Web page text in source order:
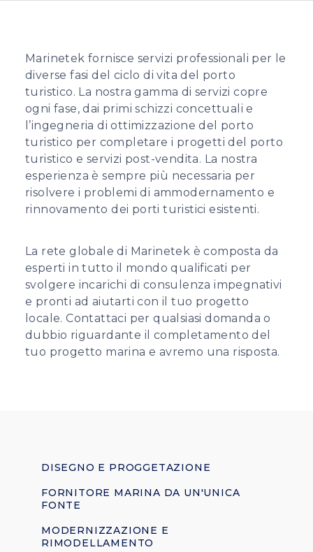
Marinetek fornisce servizi professionali per le
diverse fasi del ciclo di vita del porto
turistico. La nostra gamma di servizi copre
ogni fase, dai primi schizzi concettuali e
l’ingegneria di ottimizzazione del porto
turistico per completare i progetti del porto
turistico e servizi post-vendita. La nostra
esperienza è sempre più necessaria per
risolvere i problemi di ammodernamento e
rinnovamento dei porti turistici esistenti.
La rete globale di Marinetek è composta da
esperti in tutto il mondo qualificati per
svolgere incarichi di consulenza impegnativi
e pronti ad aiutarti con il tuo progetto
locale. Contattaci per qualsiasi domanda o
dubbio riguardante il completamento del
tuo progetto marina e avremo una risposta.
DISEGNO E PROGGETAZIONE
FORNITORE MARINA DA UN'UNICA
FONTE
MODERNIZZAZIONE E
RIMODELLAMENTO